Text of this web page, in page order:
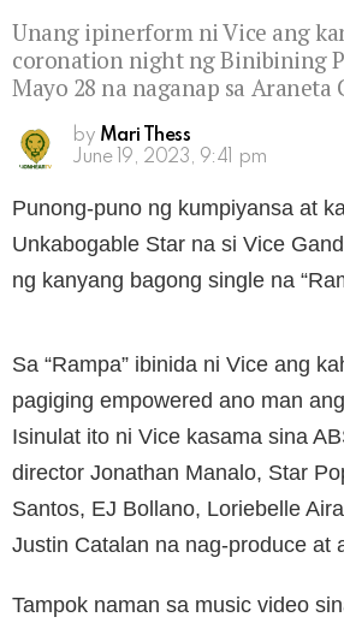
Unang ipinerform ni Vice ang
coronation night ng Binibining
Mayo 28 na naganap sa Araneta
by Mari Thess
June 19, 2023, 9:41 pm
Punong-puno ng kumpiyansa at
Unkabogable Star na si Vice
ng kanyang bagong single na
Sa “Rampa” ibinida ni Vice ang
pagiging empowered ano man
Isinulat ito ni Vice kasama sina
director Jonathan Manalo, Star
Santos, EJ Bollano, Loriebelle
Justin Catalan na nag-produce at
Tampok naman sa music video